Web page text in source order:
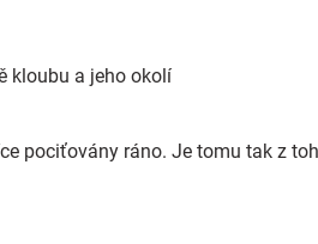
kloubu a jeho okolí
pociťovány ráno. Je tomu tak z